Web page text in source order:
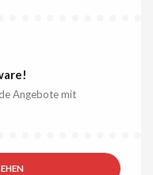
Angebote mit